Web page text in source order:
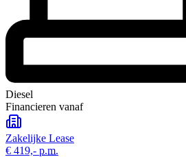
Diesel
Financieren vanaf
Zakelijke Lease
€ 419,- p.m.